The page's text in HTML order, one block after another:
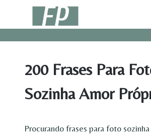
200 Frases Para
Sozinha Amor
Procurando frases para foto